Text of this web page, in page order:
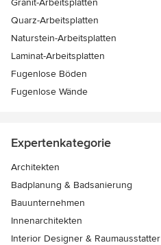
Quarz-Arbeitsplatten
Naturstein-Arbeitsplatten
Laminat-Arbeitsplatten
Fugenlose Böden
Fugenlose Wände
Expertenkategorie
Architekten
Badplanung & Badsanierung
Bauunternehmen
Innenarchitekten
Interior Designer & Raumausstatter